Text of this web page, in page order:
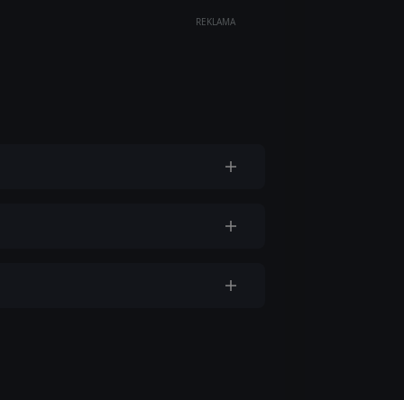
REKLAMA